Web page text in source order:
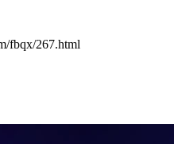
fbqx/267.html